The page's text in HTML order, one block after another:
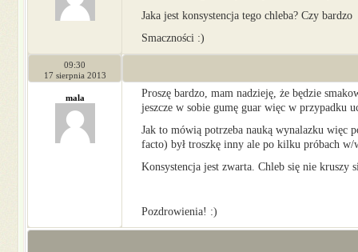
Jaka jest konsystencja tego chleba? Czy
Smaczności :)
09:30
17 sierpnia 2013
mala
Proszę bardzo, mam nadzieję, że będzie
jeszcze w sobie gumę guar więc w przypadku
Jak to mówią potrzeba nauką wynalazku więc
facto) był troszkę inny ale po kilku próbach
Konsystencja jest zwarta. Chleb się nie kruszy
Pozdrowienia! :)